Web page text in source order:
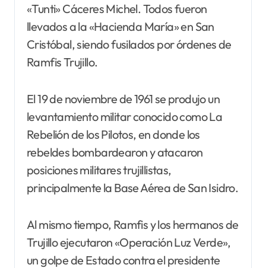
«Tunti» Cáceres Michel. Todos fueron
llevados a la «Hacienda María» en San
Cristóbal, siendo fusilados por órdenes de
Ramfis Trujillo.
El 19 de noviembre de 1961 se produjo un
levantamiento militar conocido como La
Rebelión de los Pilotos, en donde los
rebeldes bombardearon y atacaron
posiciones militares trujillistas,
principalmente la Base Aérea de San Isidro.
Al mismo tiempo, Ramfis y los hermanos de
Trujillo ejecutaron «Operación Luz Verde»,
un golpe de Estado contra el presidente